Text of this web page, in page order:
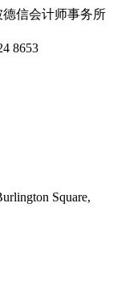
信会计师事务所
8653
Square,